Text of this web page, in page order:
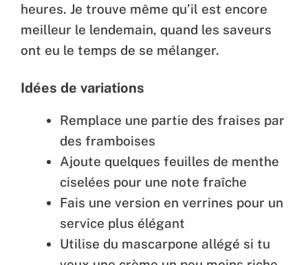
heures. Je trouve même qu’il est encore
meilleur le lendemain, quand les saveurs
ont eu le temps de se mélanger.
Idées de variations
Remplace une partie des fraises par
des framboises
Ajoute quelques feuilles de menthe
ciselées pour une note fraîche
Fais une version en verrines pour un
service plus élégant
Utilise du mascarpone allégé si tu